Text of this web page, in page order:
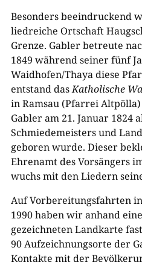
Besonders beeindruckend
liedreiche Ortschaft
Grenze. Gabler betreute
1849 während seiner fünf
Waidhofen/Thaya diese
entstand dasKatholische
in Ramsau (Pfarrei
Gabler am 21. Januar 1824
Schmiedemeisters und
geboren wurde. Dieser
Ehrenamt des Vorsängers
wuchs mit den Liedern
Auf Vorbereitungsfahrten
1990 haben wir anhand
gezeichneten Landkarte
90 Aufzeichnungsorte der
Kontakte mit der